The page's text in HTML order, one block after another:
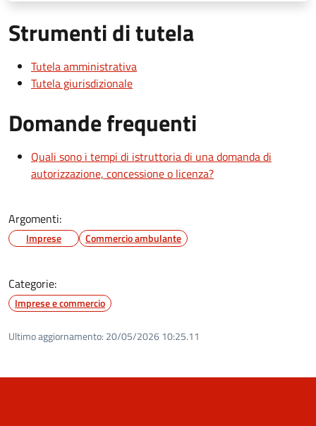
Strumenti di tutela
Tutela amministrativa
Tutela giurisdizionale
Domande frequenti
Quali sono i tempi di istruttoria di una domanda di
autorizzazione, concessione o licenza?
Argomenti:
Imprese Commercio ambulante
Categorie:
Imprese e commercio
Ultimo aggiornamento: 20/05/2026 10:25.11